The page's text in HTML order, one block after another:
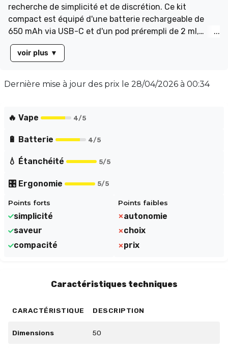
recherche de simplicité et de discrétion. Ce kit
compact est équipé d'une batterie rechargeable de
650 mAh via USB-C et d'un pod prérempli de 2 ml,
offrant une expérience de vape sans tracas. Son
fonctionnement sans bouton permet une utilisation
d'une délicieuse saveur mix fruité frais, alliant fruits
compliqués, et optez pour une vape pratique et
voir plus ▼
Dernière mise à jour des prix le 28/04/2026 à 00:34
🔥 Vape 4/5
🔋 Batterie 4/5
💧 Étanchéité 5/5
🎛️ Ergonomie 5/5
Points forts
simplicité
saveur
compacité
Points faibles
autonomie
choix
prix
Caractéristiques techniques
CARACTÉRISTIQUE DESCRIPTION
Dimensions 50